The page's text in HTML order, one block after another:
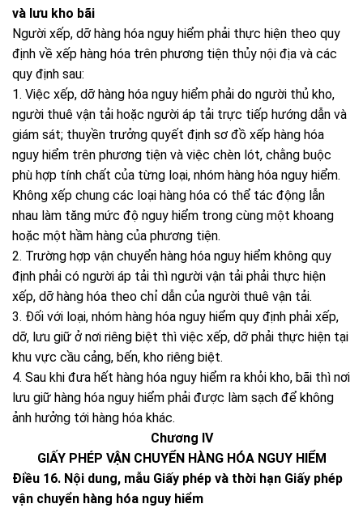
và lưu kho bãi
Người xếp, dỡ hàng hóa nguy hiểm phải thực hiện theo quy
định về xếp hàng hóa trên phương tiện thủy nội địa và các
quy định sau:
1. Việc xếp, dỡ hàng hóa nguy hiểm phải do người thủ kho,
người thuê vận tải hoặc người áp tải trực tiếp hướng dẫn và
giám sát; thuyền trưởng quyết định sơ đồ xếp hàng hóa
nguy hiểm trên phương tiện và việc chèn lót, chằng buộc
phù hợp tính chất của từng loại, nhóm hàng hóa nguy hiểm.
Không xếp chung các loại hàng hóa có thể tác động lẫn
nhau làm tăng mức độ nguy hiểm trong cùng một khoang
hoặc một hầm hàng của phương tiện.
2. Trường hợp vận chuyển hàng hóa nguy hiểm không quy
định phải có người áp tải thì người vận tải phải thực hiện
xếp, dỡ hàng hóa theo chỉ dẫn của người thuê vận tải.
3. Đối với loại, nhóm hàng hóa nguy hiểm quy định phải xếp,
dỡ, lưu giữ ở nơi riêng biệt thì việc xếp, dỡ phải thực hiện tại
khu vực cầu cảng, bến, kho riêng biệt.
4. Sau khi đưa hết hàng hóa nguy hiểm ra khỏi kho, bãi thì nơi
lưu giữ hàng hóa nguy hiểm phải được làm sạch để không
ảnh hưởng tới hàng hóa khác.
Chương IV
GIẤY PHÉP VẬN CHUYỂN HÀNG HÓA NGUY HIỂM
Điều 16. Nội dung, mẫu Giấy phép và thời hạn Giấy phép
vận chuyển hàng hóa nguy hiểm